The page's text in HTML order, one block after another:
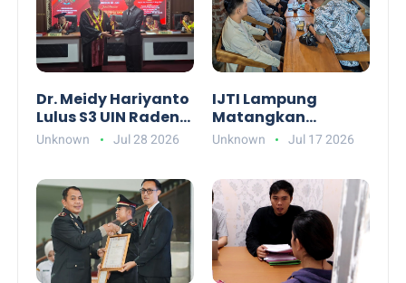
Dr. Meidy Hariyanto
Lulus S3 UIN Raden
Intan, Angkat Peran
Kamtibmas
Unknown Jul 28 2026
IJTI Lampung
Matangkan
Pembentukan
Unknown Jul 17 2026